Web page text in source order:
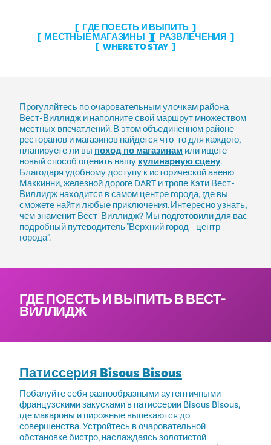
ГДЕ ПОЕСТЬ И ВЫПИТЬ
МЕСТНЫЕ МАГАЗИНЫ
РАЗВЛЕЧЕНИЯ
WHERE TO STAY
Прогуляйтесь по очаровательным улочкам района
Вест-Виллидж и наполните свой маршрут множеством
местных впечатлений. В этом объединенном районе
ресторанов и магазинов найдется что-то для каждого,
планируете ли вы поход по магазинам или ищете
новый способ оценить нашу кулинарную сцену.
Благодаря удобному доступу к исторической авеню
Маккинни, железной дороге DART и тропе Кэти Вест-
Виллидж находится в самом центре города, где вы
сможете найти любые приключения. Интересно узнать,
чем знаменит Вест-Виллидж? Мы подготовили для вас
подробный путеводитель "Верхний город - центр
города".
ГДЕ ПОЕСТЬ И ВЫПИТЬ В ВЕСТ-
ВИЛЛИДЖ
Патиссерия Bisous Bisous
Побалуйте себя разнообразными аутентичными
французскими закусками в патиссерии Bisous Bisous,
где макароны и пирожные выпекаются до
совершенства. Устройтесь в очаровательной
обстановке бистро, наслаждаясь золотистой